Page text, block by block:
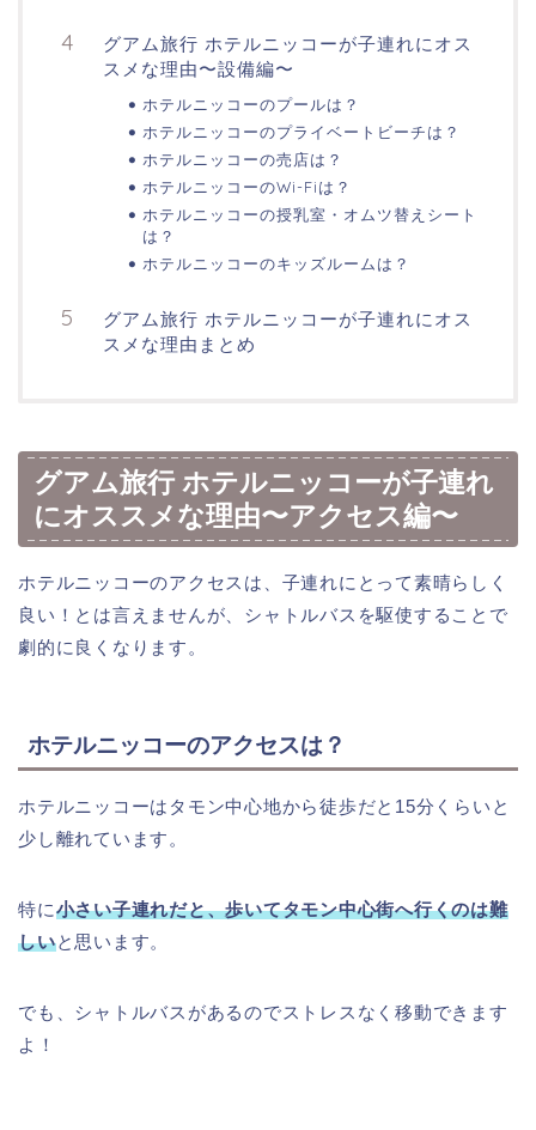
グアム旅行 ホテルニッコーが子連れにオス
スメな理由〜設備編〜
ホテルニッコーのプールは？
ホテルニッコーのプライベートビーチは？
ホテルニッコーの売店は？
ホテルニッコーのWi-Fiは？
ホテルニッコーの授乳室・オムツ替えシート
は？
ホテルニッコーのキッズルームは？
グアム旅行 ホテルニッコーが子連れにオス
スメな理由まとめ
グアム旅行 ホテルニッコーが子連れ
にオススメな理由〜アクセス編〜
ホテルニッコーのアクセスは、子連れにとって素晴らしく
良い！とは言えませんが、シャトルバスを駆使することで
劇的に良くなります。
ホテルニッコーのアクセスは？
ホテルニッコーはタモン中心地から徒歩だと15分くらいと
少し離れています。
特に小さい子連れだと、歩いてタモン中心街へ行くのは難
しいと思います。
でも、シャトルバスがあるのでストレスなく移動できます
よ！